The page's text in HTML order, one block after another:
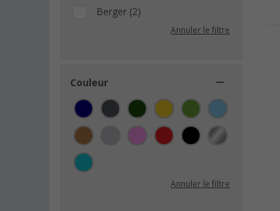
Berger (2)
Annuler le filtre
Couleur
Annuler le filtre